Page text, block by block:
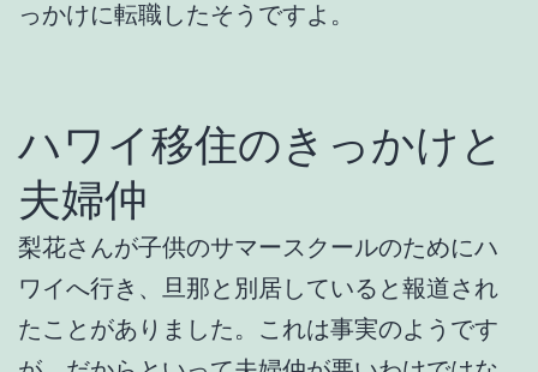
っかけに転職したそうですよ。
ハワイ移住のきっかけと
夫婦仲
梨花さんが子供のサマースクールのためにハ
ワイへ行き、旦那と別居していると報道され
たことがありました。これは事実のようです